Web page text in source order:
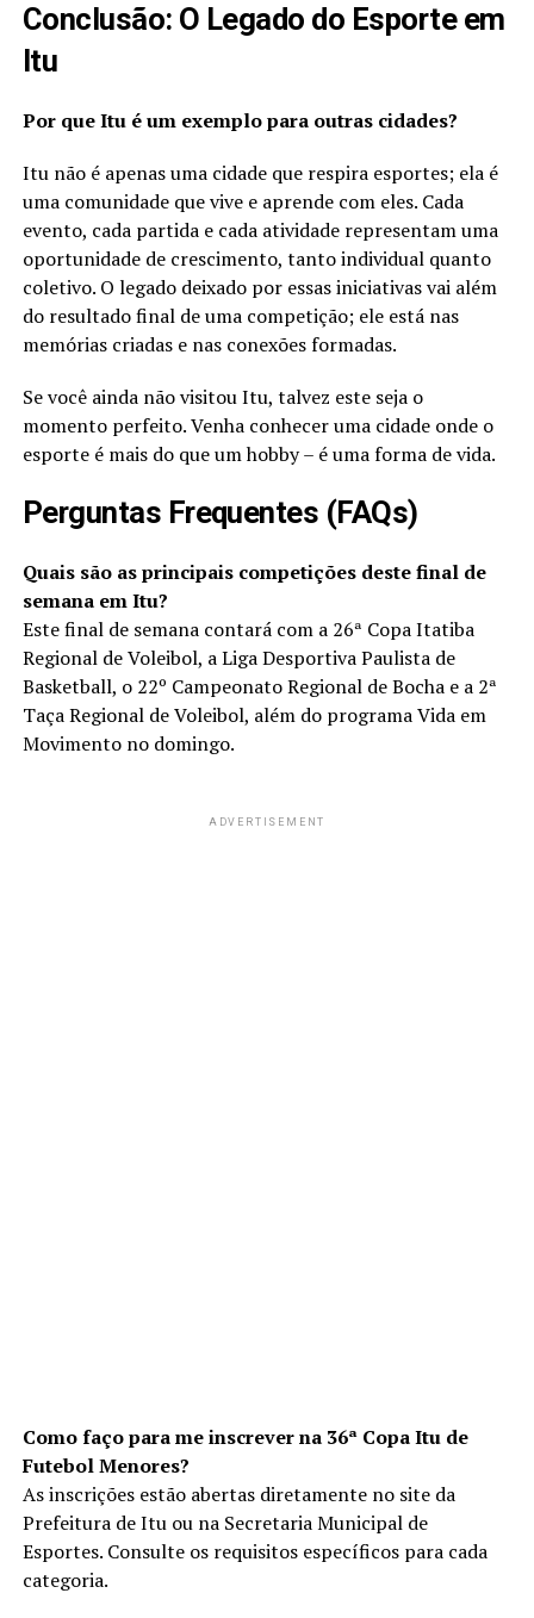
Conclusão: O Legado do Esporte em
Itu
Por que Itu é um exemplo para outras cidades?
Itu não é apenas uma cidade que respira esportes; ela é
uma comunidade que vive e aprende com eles. Cada
evento, cada partida e cada atividade representam uma
oportunidade de crescimento, tanto individual quanto
coletivo. O legado deixado por essas iniciativas vai além
do resultado final de uma competição; ele está nas
memórias criadas e nas conexões formadas.
Se você ainda não visitou Itu, talvez este seja o
momento perfeito. Venha conhecer uma cidade onde o
esporte é mais do que um hobby – é uma forma de vida.
Perguntas Frequentes (FAQs)
Quais são as principais competições deste final de
semana em Itu?
Este final de semana contará com a 26ª Copa Itatiba
Regional de Voleibol, a Liga Desportiva Paulista de
Basketball, o 22º Campeonato Regional de Bocha e a 2ª
Taça Regional de Voleibol, além do programa Vida em
Movimento no domingo.
ADVERTISEMENT
Como faço para me inscrever na 36ª Copa Itu de
Futebol Menores?
As inscrições estão abertas diretamente no site da
Prefeitura de Itu ou na Secretaria Municipal de
Esportes. Consulte os requisitos específicos para cada
categoria.